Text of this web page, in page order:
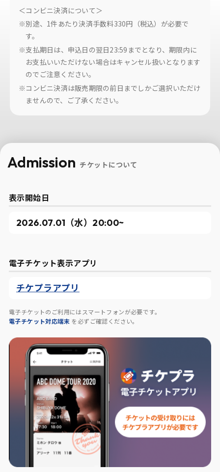
＜コンビニ決済について＞
※別途、1件あたり決済手数料330円（税込）が必要で
す。
※支払期日は、申込日の翌日23:59までとなり、期限内に
お支払いいただけない場合はキャンセル扱いとなります
のでご注意ください。
※コンビニ決済は販売期限の前日までしかご選択いただけ
ませんので、ご了承ください。
Admission チケットについて
表示開始日
2026.07.01（水）20:00~
電子チケット表示アプリ
チケプラアプリ
電子チケットのご利用にはスマートフォンが必要です。
電子チケット対応端末 を必ずご確認ください。